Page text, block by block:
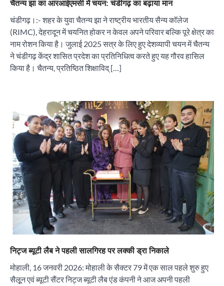
चैतन्य झा का आरआईएमसी में चयन: चंडीगढ़ का बढ़ाया मान
चंडीगढ़।:- शहर के युवा चैतन्य झा ने राष्ट्रीय भारतीय सैन्य कॉलेज
(RIMC), देहरादून में चयनित होकर न केवल अपने परिवार बल्कि पूरे क्षेत्र का
नाम रोशन किया है। जुलाई 2025 सत्र के लिए हुए देशव्यापी चयन में चैतन्य
ने चंडीगढ़ केंद्र शासित प्रदेश का प्रतिनिधित्व करते हुए यह गौरव हासिल
किया है। चैतन्य, प्रतिष्ठित शिक्षाविद् […]
निट्ज ब्यूटी लैब ने पहली सालगिरह पर लक्की ड्रा निकाले
मोहाली, 16 जनवरी 2026: मोहाली के सैक्टर 79 में एक साल पहले शुरु हुए
सैलूून एवं ब्यूटी सैंटर निट्ज ब्यूटी लैब एंड कंपनी ने आज अपनी पहली